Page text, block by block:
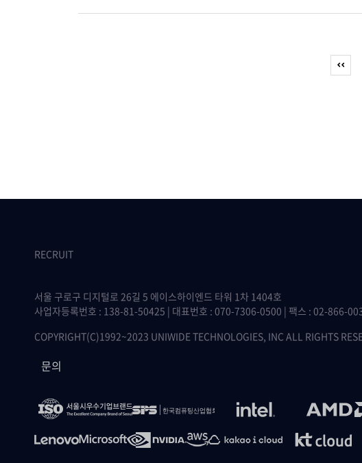
RECRUIT
서울 구로구 디지털로 26길 5 에이스하이엔드 타워 1차 1404호
사업자등록번호 : 138-81-50425 | 대표번호 : 070-7306-0500 | 팩스 : 02-866-
COPYRIGHT(C)1992~2023 UNIWIDE TECHNOLOGIES, INC ALL RIGHTS
문의